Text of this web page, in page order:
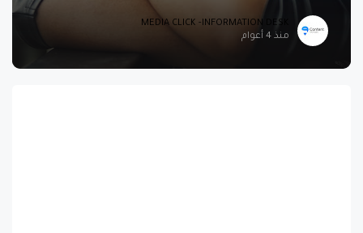
MEDIA CLICK -INFORMATION DESK
منذ 4 أعوام